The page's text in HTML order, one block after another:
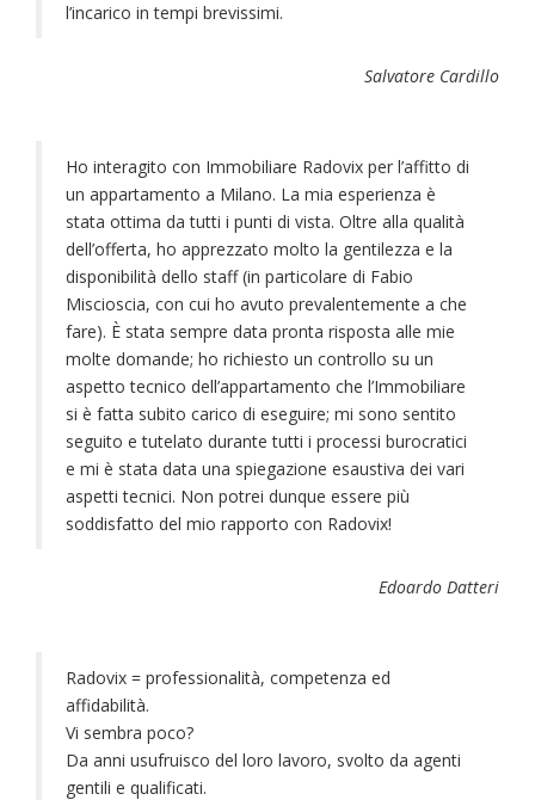
l’incarico in tempi brevissimi.
Salvatore Cardillo
Ho interagito con Immobiliare Radovix per l’affitto di
un appartamento a Milano. La mia esperienza è
stata ottima da tutti i punti di vista. Oltre alla qualità
dell’offerta, ho apprezzato molto la gentilezza e la
disponibilità dello staff (in particolare di Fabio
Miscioscia, con cui ho avuto prevalentemente a che
fare). È stata sempre data pronta risposta alle mie
molte domande; ho richiesto un controllo su un
aspetto tecnico dell’appartamento che l’Immobiliare
si è fatta subito carico di eseguire; mi sono sentito
seguito e tutelato durante tutti i processi burocratici
e mi è stata data una spiegazione esaustiva dei vari
aspetti tecnici. Non potrei dunque essere più
soddisfatto del mio rapporto con Radovix!
Edoardo Datteri
Radovix = professionalità, competenza ed
affidabilità.
Vi sembra poco?
Da anni usufruisco del loro lavoro, svolto da agenti
gentili e qualificati.